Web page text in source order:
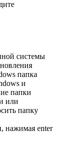
системы
папка
и
папки
или
папку
нажимая enter